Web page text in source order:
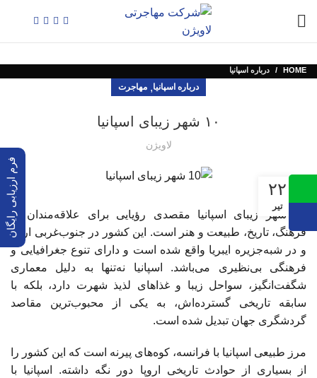
HOME درباره اسپانیا
درباره اسپانیا, مهاجرت
۱۰ شهر زیبای اسپانیا
لاویژن
۲۲
تیر
۱۰ شهر زیبای اسپانیا مقصدی رؤیایی برای علاقه‌مندان به
فرهنگ، تاریخ، طبیعت و هنر است. این کشور در جنوب‌غربی اروپا
و در شبه‌جزیره ایبریا واقع شده است و دارای تنوع جغرافیایی و
فرهنگی بی‌نظیری می‌باشد. اسپانیا نه‌تنها به دلیل معماری
شگفت‌انگیز، سواحل زیبا و غذاهای لذیذ شهرت دارد، بلکه با
سابقه تاریخی گسترده‌اش، به یکی از محبوب‌ترین مقاصد
گردشگری جهان تبدیل شده است.
مرز طبیعی اسپانیا با فرانسه، کوه‌های پیرنه است که این کشور را
از بسیاری از حوادث تاریخی اروپا دور نگه داشته. اسپانیا با
فرم ارزیابی رایگان